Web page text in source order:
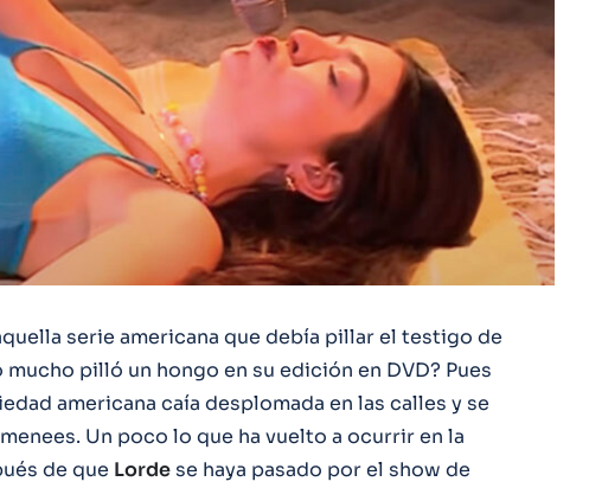
serie americana que debía pillar el testigo de
pilló un hongo en su edición en DVD? Pues
americana caía desplomada en las calles y se
Un poco lo que ha vuelto a ocurrir en la
de que Lordese haya pasado por el show de